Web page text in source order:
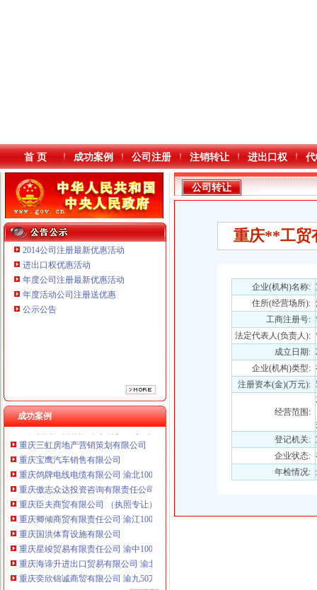
本站导航
首 页 成功案例 公司注册 注销转让 进出口权
2014公司注册最新优惠活动
进出口权优惠活动
年度公司注册最新优惠活动
年度活动公司注册送优惠
公示公告
成功案例
重庆鸽牌电线电缆有限公司 渝北10010万 (进出口权)
重庆傲志众达投资咨询有限责任公司 渝九1000万 （增资）
重庆海谛升进出口贸易有限公司 渝北100万 （进出口权）
重庆奕欣锦诚商贸有限公司 渝九50万 （工商注册）
重庆信同广告有限公司 渝沙50万 （工商注册）
重庆三虹房地产营销策划有限公司
重庆宝鹰汽车销售有限公司
重庆鸽牌电线电缆有限公司 渝北10010万 (进出口权)
重庆傲志众达投资咨询有限责任公司 渝九1000万 （增资）
重庆臣夫商贸有限公司 （执照专让）
重庆卿倾商贸有限责任公司 渝江100万 （工商注册）
重庆国洪体育设施有限公司
重庆星竣贸易有限责任公司 渝中100万 （进出口权）
重庆海谛升进出口贸易有限公司 渝北100万 （进出口权）
重庆奕欣锦诚商贸有限公司 渝九50万 （工商注册）
重庆信同广告有限公司 渝沙50万 （工商注册）
公司转让
重庆**工贸
企业(机构)名称:
住所(经营场所):
工商注册号:
法定代表人(负责人):
成立日期:
企业(机构)类型:
注册资本(金)(万元):
经营范围:
登记机关:
企业状态:
年检情况: